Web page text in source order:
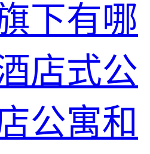
下有哪
店式公
公寓和